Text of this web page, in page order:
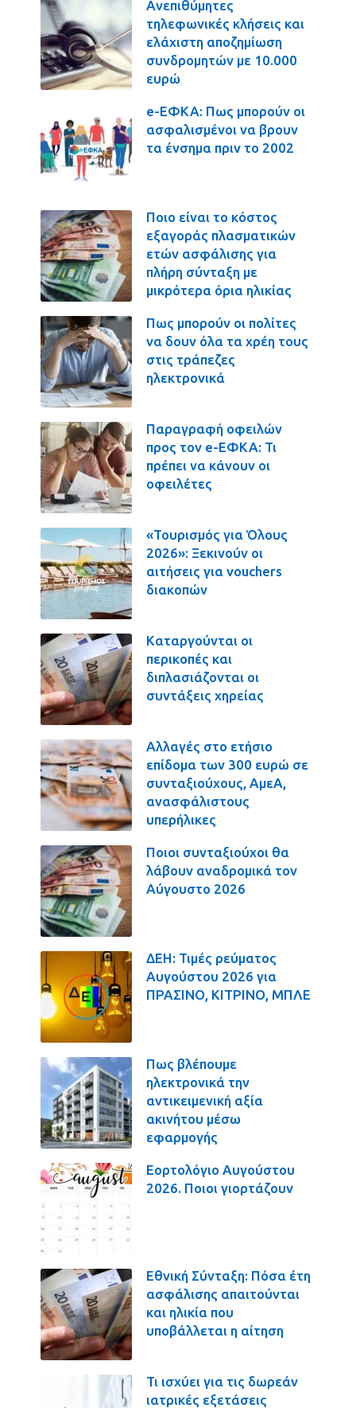
Ανεπιθύμητες
τηλεφωνικές κλήσεις και
ελάχιστη αποζημίωση
συνδρομητών με 10.000
ευρώ
e-ΕΦΚΑ: Πως μπορούν οι
ασφαλισμένοι να βρουν
τα ένσημα πριν το 2002
Ποιο είναι το κόστος
εξαγοράς πλασματικών
ετών ασφάλισης για
πλήρη σύνταξη με
μικρότερα όρια ηλικίας
Πως μπορούν οι πολίτες
να δουν όλα τα χρέη τους
στις τράπεζες
ηλεκτρονικά
Παραγραφή οφειλών
προς τον e-ΕΦΚΑ: Τι
πρέπει να κάνουν οι
οφειλέτες
«Τουρισμός για Όλους
2026»: Ξεκινούν οι
αιτήσεις για vouchers
διακοπών
Καταργούνται οι
περικοπές και
διπλασιάζονται οι
συντάξεις χηρείας
Αλλαγές στο ετήσιο
επίδομα των 300 ευρώ σε
συνταξιούχους, ΑμεΑ,
ανασφάλιστους
υπερήλικες
Ποιοι συνταξιούχοι θα
λάβουν αναδρομικά τον
Αύγουστο 2026
ΔΕΗ: Τιμές ρεύματος
Αυγούστου 2026 για
ΠΡΑΣΙΝΟ, ΚΙΤΡΙΝΟ, ΜΠΛΕ
Πως βλέπουμε
ηλεκτρονικά την
αντικειμενική αξία
ακινήτου μέσω
εφαρμογής
Εορτολόγιο Αυγούστου
2026. Ποιοι γιορτάζουν
Εθνική Σύνταξη: Πόσα έτη
ασφάλισης απαιτούνται
και ηλικία που
υποβάλλεται η αίτηση
Τι ισχύει για τις δωρεάν
ιατρικές εξετάσεις